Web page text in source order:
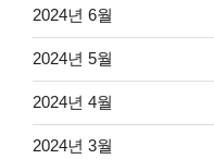
2024년 6월
2024년 5월
2024년 4월
2024년 3월